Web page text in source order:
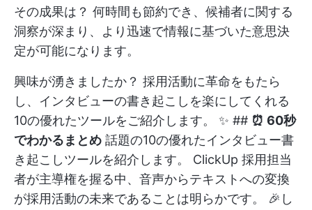
その成果は？ 何時間も節約でき、候補者に関する
洞察が深まり、より迅速で情報に基づいた意思決
定が可能になります。
興味が湧きましたか？ 採用活動に革命をもたら
し、インタビューの書き起こしを楽にしてくれる
10の優れたツールをご紹介します。 ✨ ## ⏰ 60秒
でわかるまとめ 話題の10の優れたインタビュー書
き起こしツールを紹介します。 ClickUp 採用担当
者が主導権を握る中、音声からテキストへの変換
が採用活動の未来であることは明らかです。 🎉し